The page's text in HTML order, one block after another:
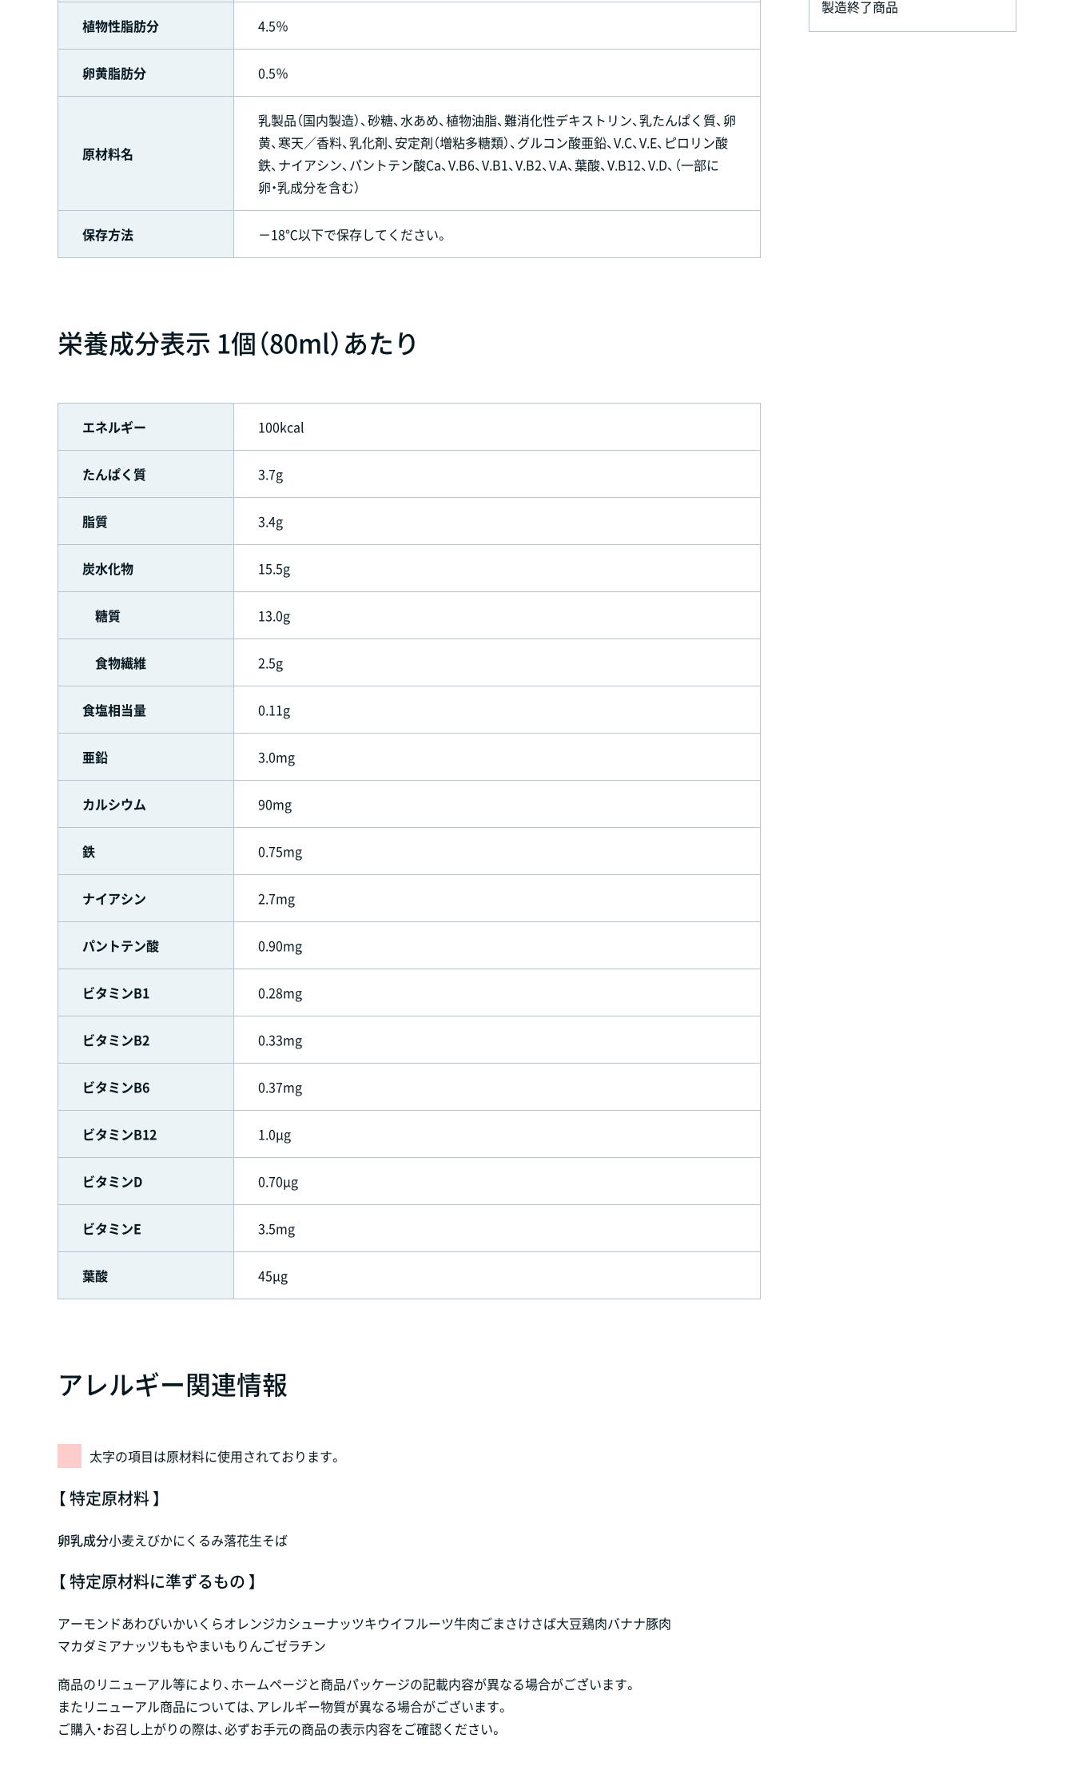
植物性脂肪分 4.5％
卵黄脂肪分 0.5％
原材料名
乳製品（国内製造）、砂糖、水あめ、植物油脂、難消化性デキストリン、乳たんぱく質、卵
黄、寒天／香料、乳化剤、安定剤（増粘多糖類）、グルコン酸亜鉛、V.C、V.E、ピロリン酸
鉄、ナイアシン、パントテン酸Ca、V.B6、V.B1、V.B2、V.A、葉酸、V.B12、V.D、（一部に
卵・乳成分を含む）
保存方法 －18℃以下で保存してください。
栄養成分表示 1個（80ml）あたり
エネルギー 100kcal
たんぱく質 3.7g
脂質 3.4g
炭水化物 15.5g
糖質 13.0g
食物繊維 2.5g
食塩相当量 0.11g
亜鉛 3.0mg
カルシウム 90mg
鉄 0.75mg
ナイアシン 2.7mg
パントテン酸 0.90mg
ビタミンB1 0.28mg
ビタミンB2 0.33mg
ビタミンB6 0.37mg
ビタミンB12 1.0μg
ビタミンD 0.70μg
ビタミンE 3.5mg
葉酸 45μg
アレルギー関連情報
太字の項目は原材料に使用されております。
【 特定原材料 】
卵乳成分小麦えびかにくるみ落花生そば
【 特定原材料に準ずるもの 】
アーモンドあわびいかいくらオレンジカシューナッツキウイフルーツ牛肉ごまさけさば大豆鶏肉バナナ豚肉
マカダミアナッツももやまいも りんごゼラチン
商品のリニューアル等により、ホームページと商品パッケージの記載内容が異なる場合がございます。
またリニューアル商品については、アレルギー物質が異なる場合がございます。
ご購入・お召し上がりの際は、必ずお手元の商品の表示内容をご確認ください。
製造終了商品